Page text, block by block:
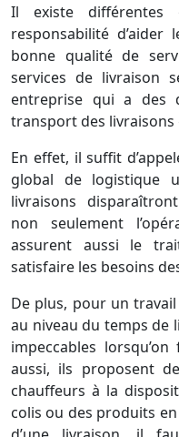
Il existe différentes
responsabilité d’aider
bonne qualité de
services de livraison
entreprise qui a des
transport des livraisons
En effet, il suffit
global de logistique
livraisons
non seulement
assurent aussi le
satisfaire les besoins
De plus, pour un
au niveau du temps de
impeccables
aussi, ils proposent
chauffeurs à la
colis ou des produits